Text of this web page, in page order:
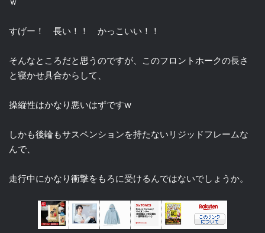
すげー！ 長い！！ かっこいい！！
そんなところだと思うのですが、このフロントホークの長さ
と寝かせ具合からして、
操縦性はかなり悪いはずですw
しかも後輪もサスペンションを持たないリジッドフレームな
んで、
走行中にかなり衝撃をもろに受けるんではないでしょうか。